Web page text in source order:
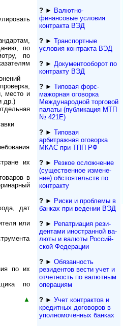
по
по
место и
др.)
их
в
дат
или
по их
по
▲
?► Валютно-
финансовые условия
контракта ВЭД
?► Транспортные
условия контракта ВЭД
?► Документооборот по
контракту ВЭД
?► Типовая форс-
мажор­ная оговорка
Междуна­род­ной торговой
палаты (публикация МТП
№ 421Е)
?► Типовая
арбитражная оговорка
МКАС при ТПП РФ
?► Резкое осложнение
(сущест­вен­ное измене­
ние) обсто­ятельств по
контракту
?► Риски и проблемы в
банках при ведении ВЭД
?► Репатриация ре­зи­
ден­та­ми иностранной ва­
лю­ты и валюты Рос­сий­
ской Федерации
?► Обязанность
резиден­тов вести учет и
отчетность по валютным
операциям
?► Учет контрактов и
кре­дит­ных договоров в
упол­номоченных банках